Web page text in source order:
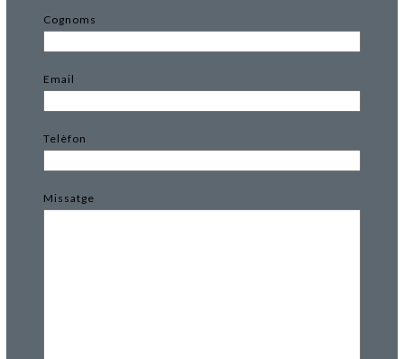
Cognoms
Email
Telèfon
Missatge